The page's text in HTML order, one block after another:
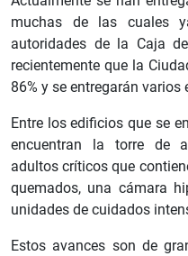
muchas de las cuales
autoridades de la Caja
recientemente que la
86% y se entregarán
Entre los edificios que se
encuentran la torre de
adultos críticos que
quemados, una cámara
unidades de cuidados
Estos avances son de